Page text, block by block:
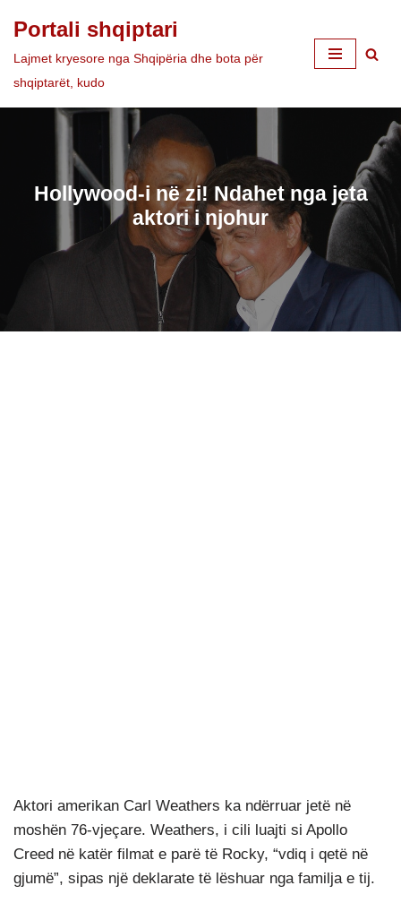
Skip
to
Portali shqiptari
Lajmet kryesore nga Shqipëria dhe bota për
shqiptarët, kudo
Hollywood-i në zi! Ndahet nga jeta
aktori i njohur
Aktori amerikan Carl Weathers ka ndërruar jetë në
moshën 76-vjeçare. Weathers, i cili luajti si Apollo
Creed në katër filmat e parë të Rocky, “vdiq i qetë në
gjumë”, sipas një deklarate të lëshuar nga familja e tij.